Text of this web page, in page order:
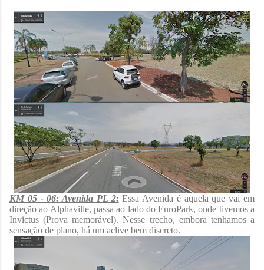
KM 05 - 06: Avenida PL 2:Essa Avenida é aquela que vai em
direção ao Alphaville, passa ao lado do EuroPark, onde tivemos a
Invictus (Prova memorável). Nesse trecho, embora tenhamos a
sensação de plano, há um aclive bem discreto.